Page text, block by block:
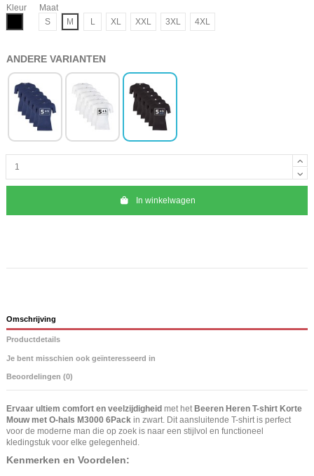
Kleur
Maat
S
M L XL XXL 3XL 4XL
ANDERE VARIANTEN
In winkelwagen
Omschrijving
Productdetails
Je bent misschien ook geïnteresseerd in
Beoordelingen (0)
Ervaar ultiem comfort en veelzijdigheid met het Beeren Heren T-shirt Korte
Mouw met O-hals M3000 6Pack in zwart. Dit aansluitende T-shirt is perfect
voor de moderne man die op zoek is naar een stijlvol en functioneel
kledingstuk voor elke gelegenheid.
Kenmerken en Voordelen: